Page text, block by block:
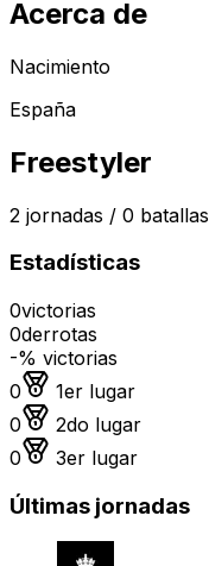
Acerca de
Nacimiento
España
Freestyler
2 jornadas / 0 batallas
Estadísticas
0victorias
0derrotas
-% victorias
0
Medalla de oro
1er lugar
0
Medalla de plata
2do lugar
0
Medalla de bronce
3er lugar
Últimas jornadas